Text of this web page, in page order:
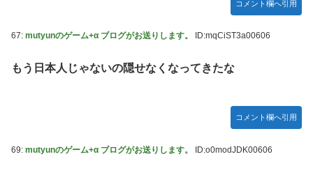
コメント欄へ引用
67: mutyunのゲーム+α ブログがお送りします。 ID:mqCiST3a00606
もう日本人じゃないの隠せなくなってきたな
コメント欄へ引用
69: mutyunのゲーム+α ブログがお送りします。 ID:o0modJDK00606